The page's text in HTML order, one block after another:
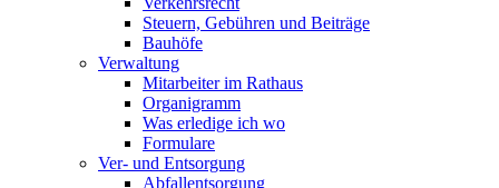
Steuern, Gebühren und Beiträge
Bauhöfe
Verwaltung
Mitarbeiter im Rathaus
Organigramm
Was erledige ich wo
Formulare
Ver- und Entsorgung
Abfallentsorgung